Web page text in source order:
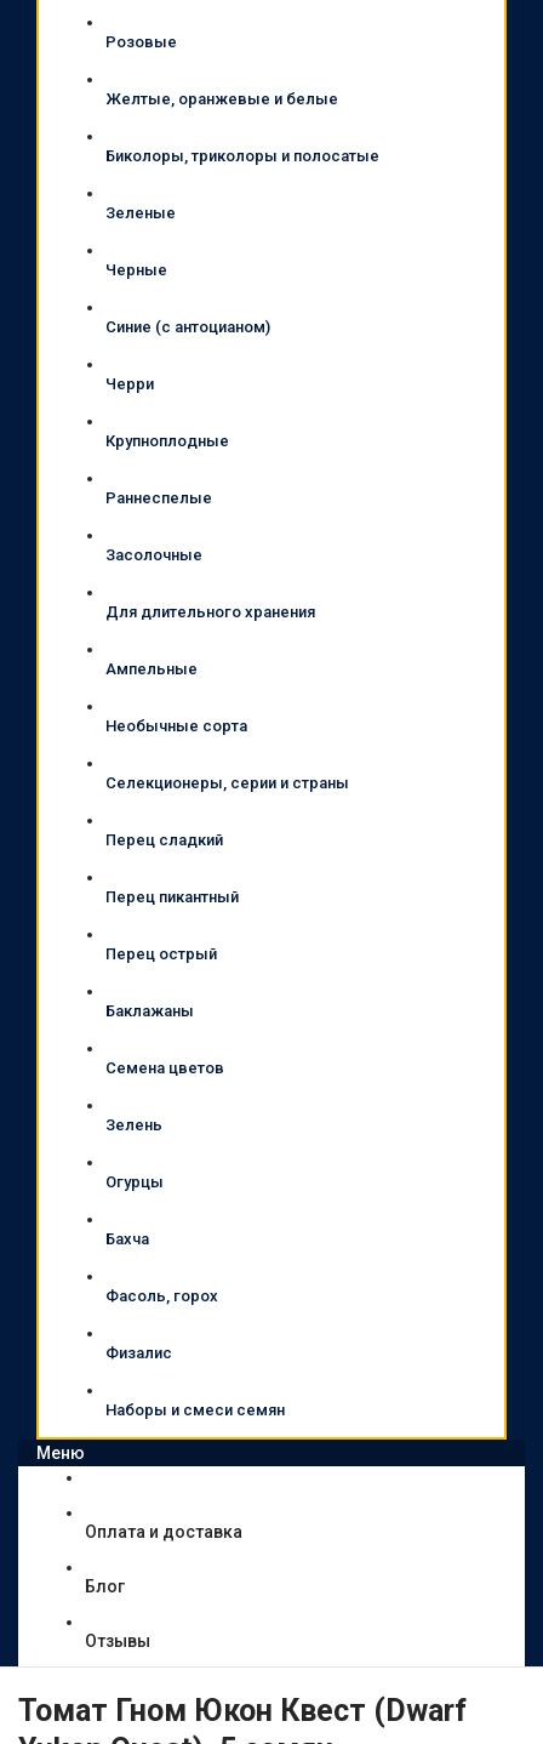
Розовые
Желтые, оранжевые и белые
Биколоры, триколоры и полосатые
Зеленые
Черные
Синие (с антоцианом)
Черри
Крупноплодные
Раннеспелые
Засолочные
Для длительного хранения
Ампельные
Необычные сорта
Селекционеры, серии и страны
Перец сладкий
Перец пикантный
Перец острый
Баклажаны
Семена цветов
Зелень
Огурцы
Бахча
Фасоль, горох
Физалис
Наборы и смеси семян
Меню
Оплата и доставка
Блог
Отзывы
Томат Гном Юкон Квест (Dwarf